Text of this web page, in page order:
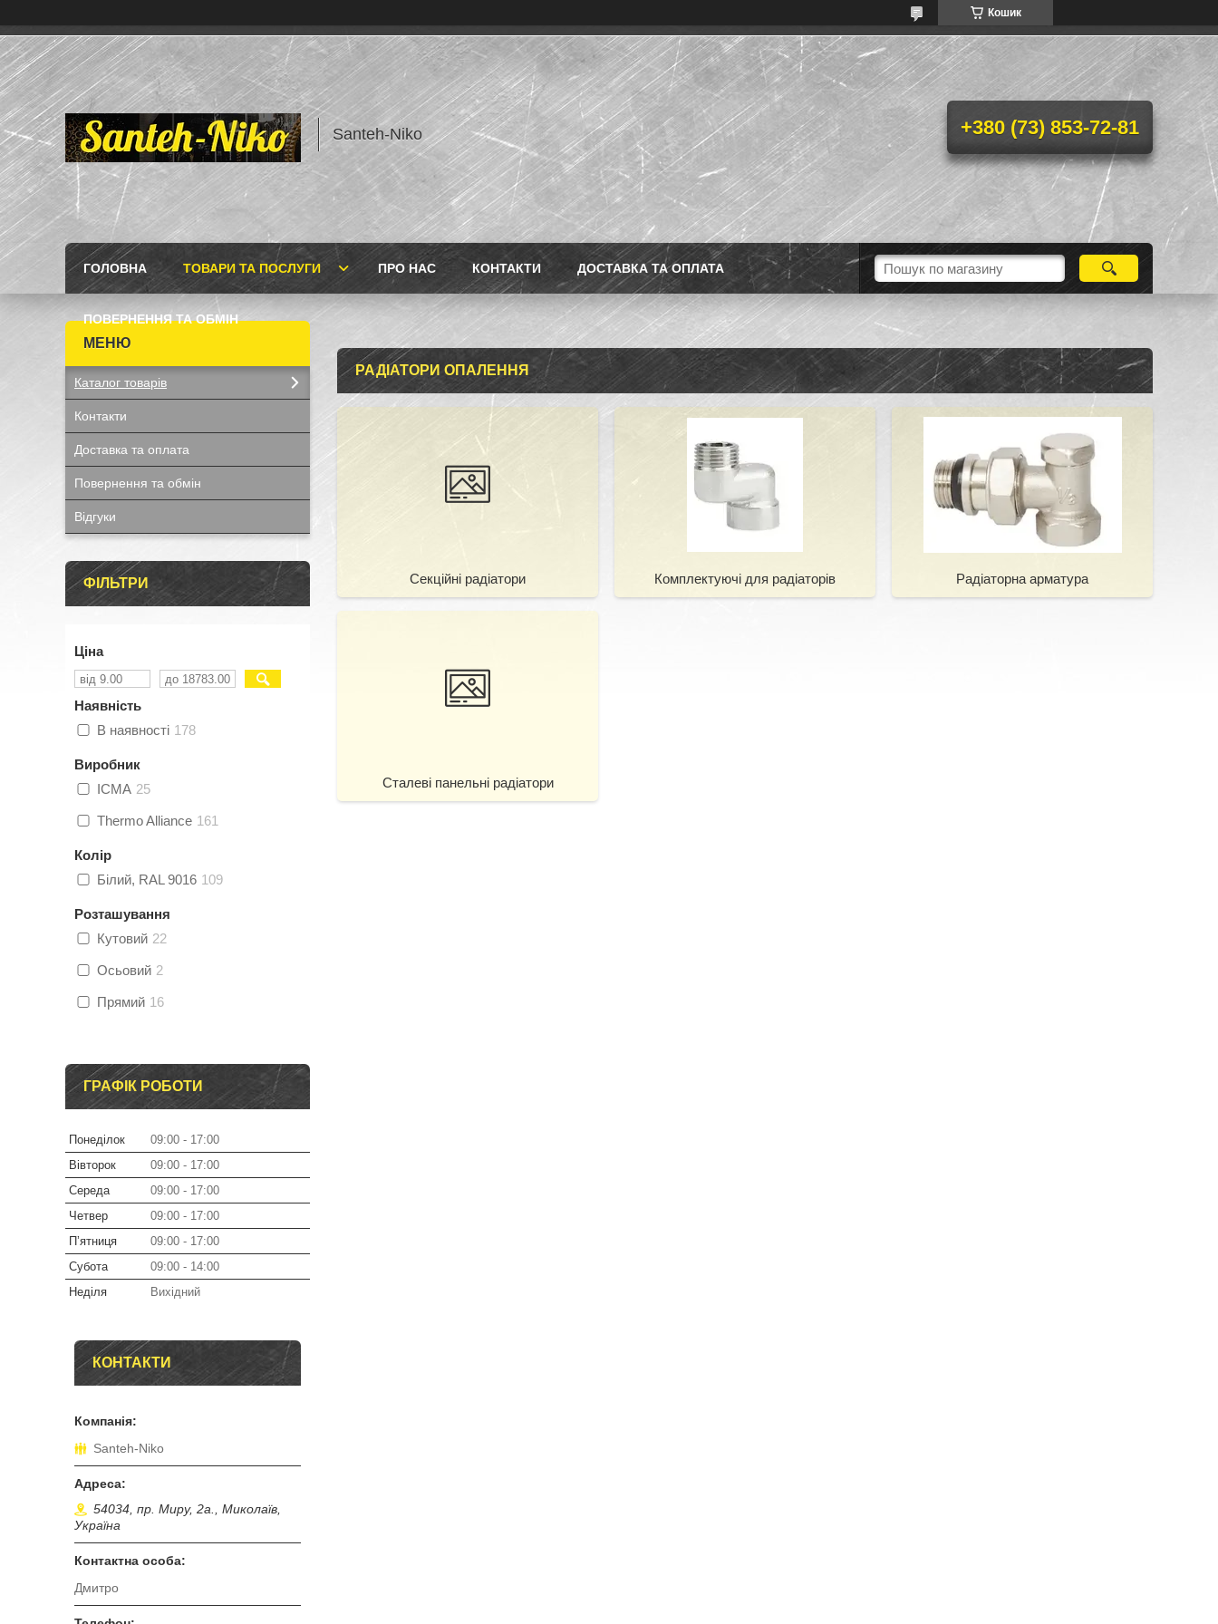
Кошик
Santeh-Niko +380 (73) 853-72-81
ГОЛОВНА ТОВАРИ ТА ПОСЛУГИ ПРО НАС КОНТАКТИ ДОСТАВКА ТА ОПЛАТА
ПОВЕРНЕННЯ ТА ОБМІН
РАДІАТОРИ ОПАЛЕННЯ
Секційні радіатори Комплектуючі для радіаторів Радіаторна арматура
Сталеві панельні радіатори
Каталог товарів
Контакти
Доставка та оплата
Повернення та обмін
Відгуки
ФІЛЬТРИ
Ціна
Наявність
В наявності 178
Виробник
ICMA 25
Thermo Alliance 161
Колір
Білий, RAL 9016 109
Розташування
Кутовий 22
Осьовий 2
Прямий 16
ГРАФІК РОБОТИ
Понеділок 09:00
17:00
Вівторок
09:00
17:00
Середа
09:00
17:00
Четвер
09:00
17:00
Пʼятниця
09:00
17:00
Субота
09:00
14:00
Неділя
Вихідний
КОНТАКТИ
Santeh-Niko
54034, пр. Миру, 2а., Миколаїв,
Україна
Дмитро